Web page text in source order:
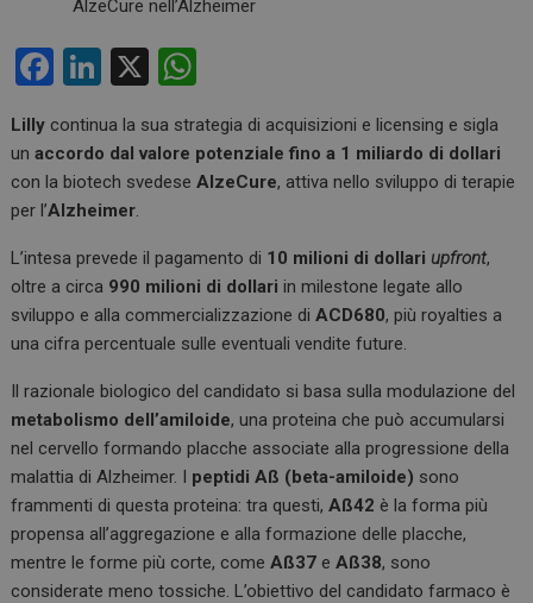
F
ce
b
o
o
k
Li
ke
dI
n
X
at
s
p
p
Lilly continua la sua strategia di acquisizioni e licensing e sigla
unaccordo dal valore potenziale fino a 1 miliardo di dollari
con la biotech svedeseAlzeCure, attiva nello sviluppo di terapie
per l’Alzheimer.
L’intesa prevede il pagamento di 10 milioni di dollari upfront,
oltre a circa 990 milioni di dollari in milestone legate allo
sviluppo e alla commercializzazione diACD680, più royalties a
una cifra percentuale sulle eventuali vendite future.
Il razionale biologico del candidato si basa sulla modulazione del
metabolismo dell’amiloide, una proteina che può accumularsi
nel cervello formando placche associate alla progressione della
malattia di Alzheimer. I peptidi Aß (beta-amiloide) sono
frammenti di questa proteina: tra questi,Aß42 è la forma più
propensa all’aggregazione e alla formazione delle placche,
mentre le forme più corte, comeAß37 eAß38, sono
considerate meno tossiche. L’obiettivo del candidato farmaco è